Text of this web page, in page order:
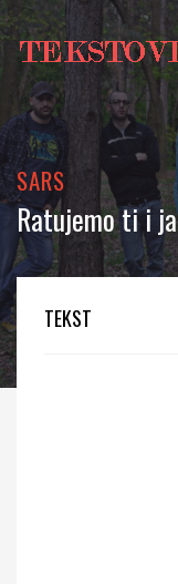
SARS
Ratujemo ti i ja
TEKST